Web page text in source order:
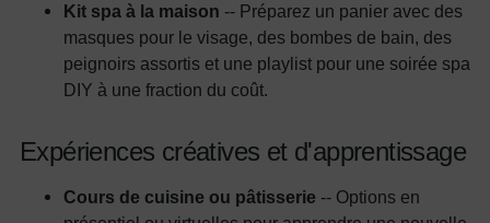
Kit spa à la maison -- Préparez un panier avec des
masques pour le visage, des bombes de bain, des
peignoirs assortis et une playlist pour une soirée spa
DIY à une fraction du coût.
Expériences créatives et d'apprentissage
Cours de cuisine ou pâtisserie -- Options en